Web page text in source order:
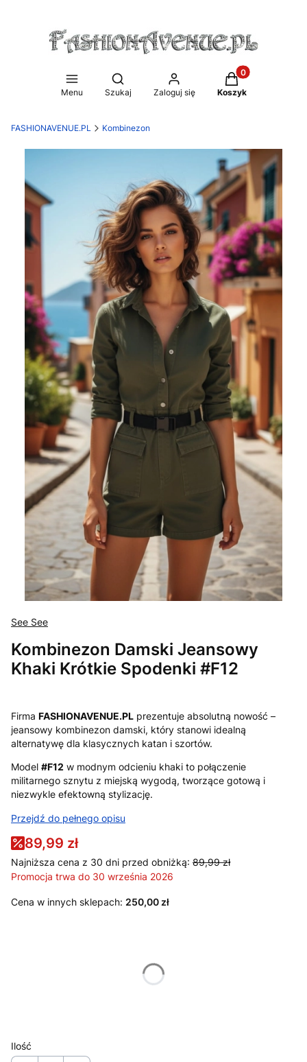
Menu
Otwórz wyszukiwarkę
Szukaj Zaloguj się
Produkty w
Koszyk
FASHIONAVENUE.PL Kombinezon
See See
Kombinezon Damski Jeansowy
Khaki Krótkie Spodenki #F12
Firma FASHIONAVENUE.PL prezentuje absolutną nowość –
jeansowy kombinezon damski, który stanowi idealną
alternatywę dla klasycznych katan i szortów.
Model #F12 w modnym odcieniu khaki to połączenie
militarnego sznytu z miejską wygodą, tworzące gotową i
niezwykle efektowną stylizację.
Przejdź do pełnego opisu
89,99 zł
Najniższa cena z 30 dni przed obniżką: 89,99 zł
Promocja trwa do 30 września 2026
Cena w innych sklepach: 250,00 zł
Ilość